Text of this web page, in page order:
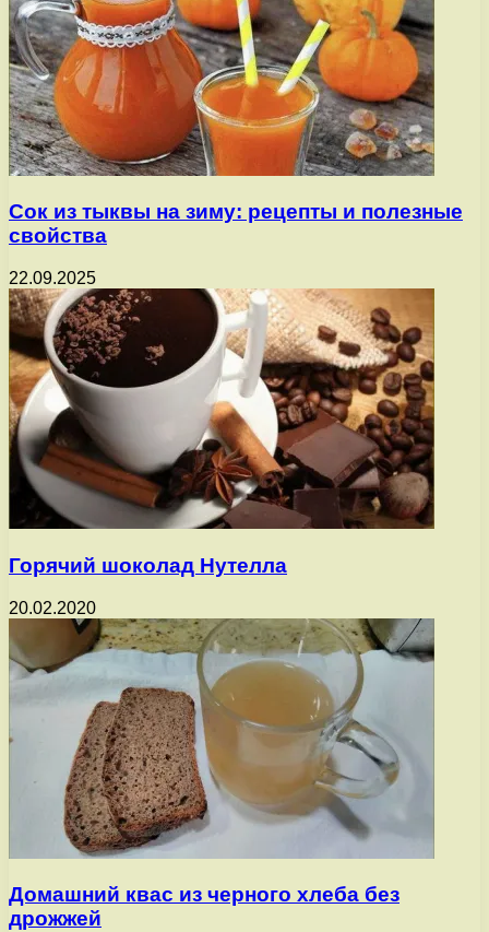
Сок из тыквы на зиму: рецепты и полезные
свойства
22.09.2025
Горячий шоколад Нутелла
20.02.2020
Домашний квас из черного хлеба без
дрожжей